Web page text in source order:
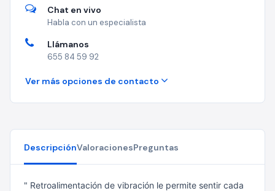
Chat en vivo
Habla con un especialista
Llámanos
655 84 59 92
Ver más opciones de contacto
DescripciónValoracionesPreguntas
" Retroalimentación de vibración le permite sentir cada